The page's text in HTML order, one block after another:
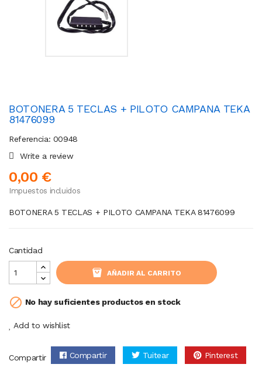
BOTONERA 5 TECLAS + PILOTO CAMPANA TEKA
81476099
Referencia: 00948
Write a review
0,00 €
Impuestos incluidos
BOTONERA 5 TECLAS + PILOTO CAMPANA TEKA 81476099
Cantidad
AÑADIR AL CARRITO
 No hay suficientes productos en stock
Add to wishlist
Compartir Compartir Tuitear Pinterest